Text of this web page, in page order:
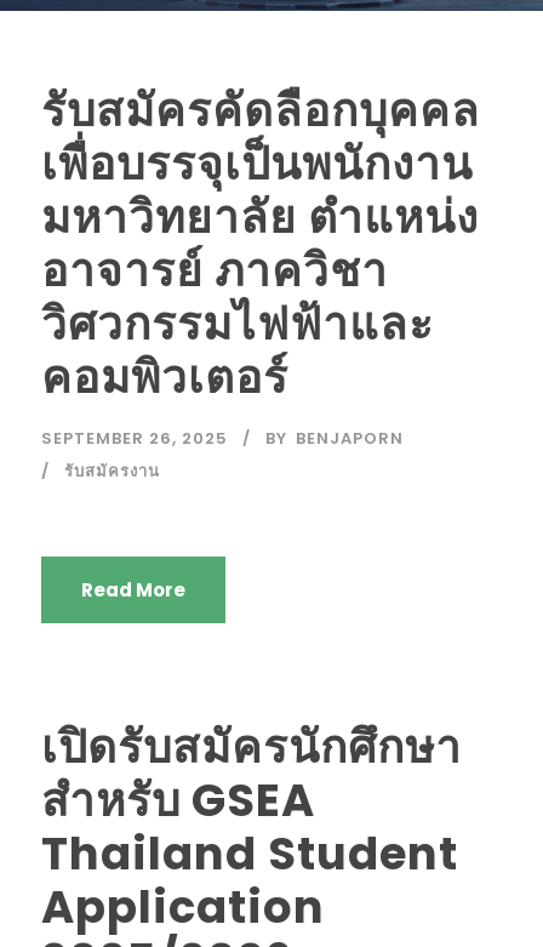
รับสมัครคัดลือกบุคคล
เพื่อบรรจุเป็นพนักงาน
มหาวิทยาลัย ตำแหน่ง
อาจารย์ ภาควิชา
วิศวกรรมไฟฟ้าและ
คอมพิวเตอร์
SEPTEMBER 26, 2025 BY BENJAPORN
รับสมัครงาน
Read More
เปิดรับสมัครนักศึกษา
สำหรับ GSEA
Thailand Student
Application